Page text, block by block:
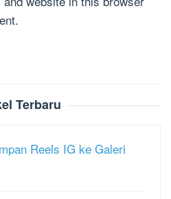
Terbaru
Reels IG ke Galeri